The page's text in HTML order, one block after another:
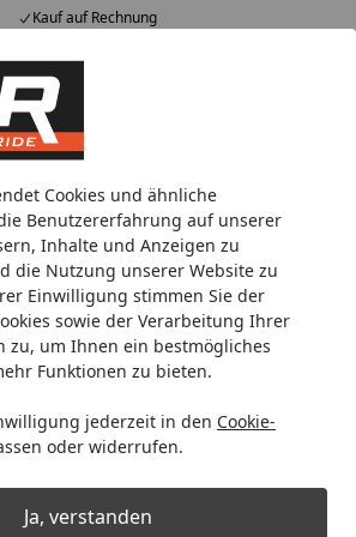
Cookies und ähnliche
Benutzererfahrung auf unserer
Inhalte und Anzeigen zu
die Nutzung unserer Website zu
Einwilligung stimmen Sie der
sowie der Verarbeitung Ihrer
zu, um Ihnen ein bestmögliches
Funktionen zu bieten.
jederzeit in den Cookie-
oder widerrufen.
Ja, verstanden
Kauf auf Rechnung
Stunden und 55 Minuten
auf EVOLIFT® Zentralständer
von BTR!
Anbauteile BODYSTYLE
Sportsline Bugspoiler
unlackiert für